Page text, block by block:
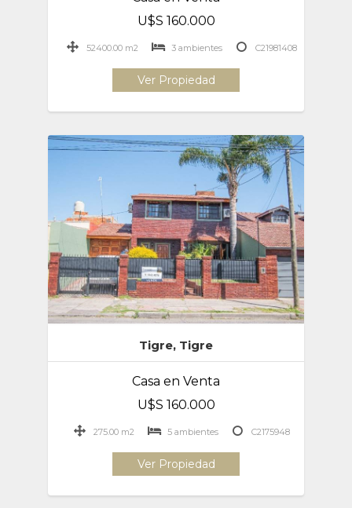
U$S 160.000
52400.00 m2 3 ambientes C21981408
Ver Propiedad
Tigre, Tigre
Casa en Venta
U$S 160.000
275.00 m2 5 ambientes C2175948
Ver Propiedad